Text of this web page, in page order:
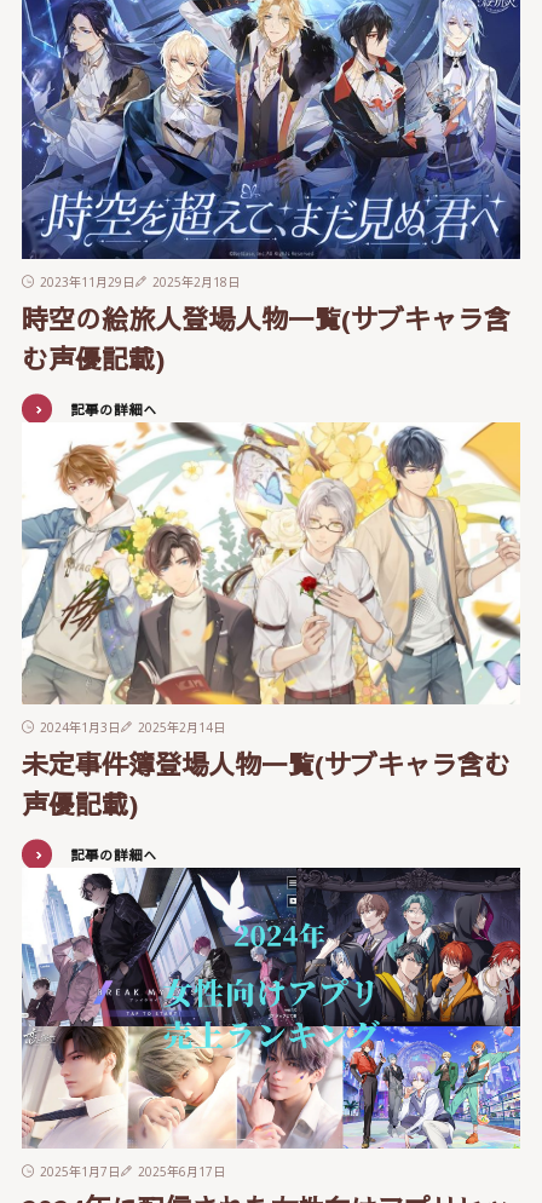
2023年11月29日 2025年2月18日
時空の絵旅人登場人物一覧(サブキャラ含
む声優記載)
記事の詳細へ
2024年1月3日 2025年2月14日
未定事件簿登場人物一覧(サブキャラ含む
声優記載)
記事の詳細へ
2025年1月7日 2025年6月17日